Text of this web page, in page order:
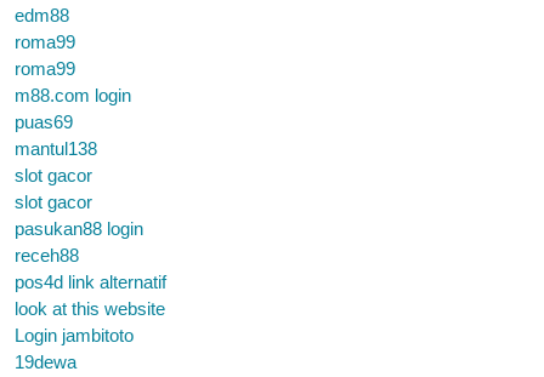
edm88
roma99
roma99
m88.com login
puas69
mantul138
slot gacor
slot gacor
pasukan88 login
receh88
pos4d link alternatif
look at this website
Login jambitoto
19dewa